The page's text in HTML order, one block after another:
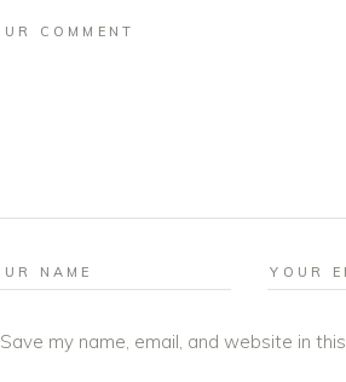
Save my name, email, and website in